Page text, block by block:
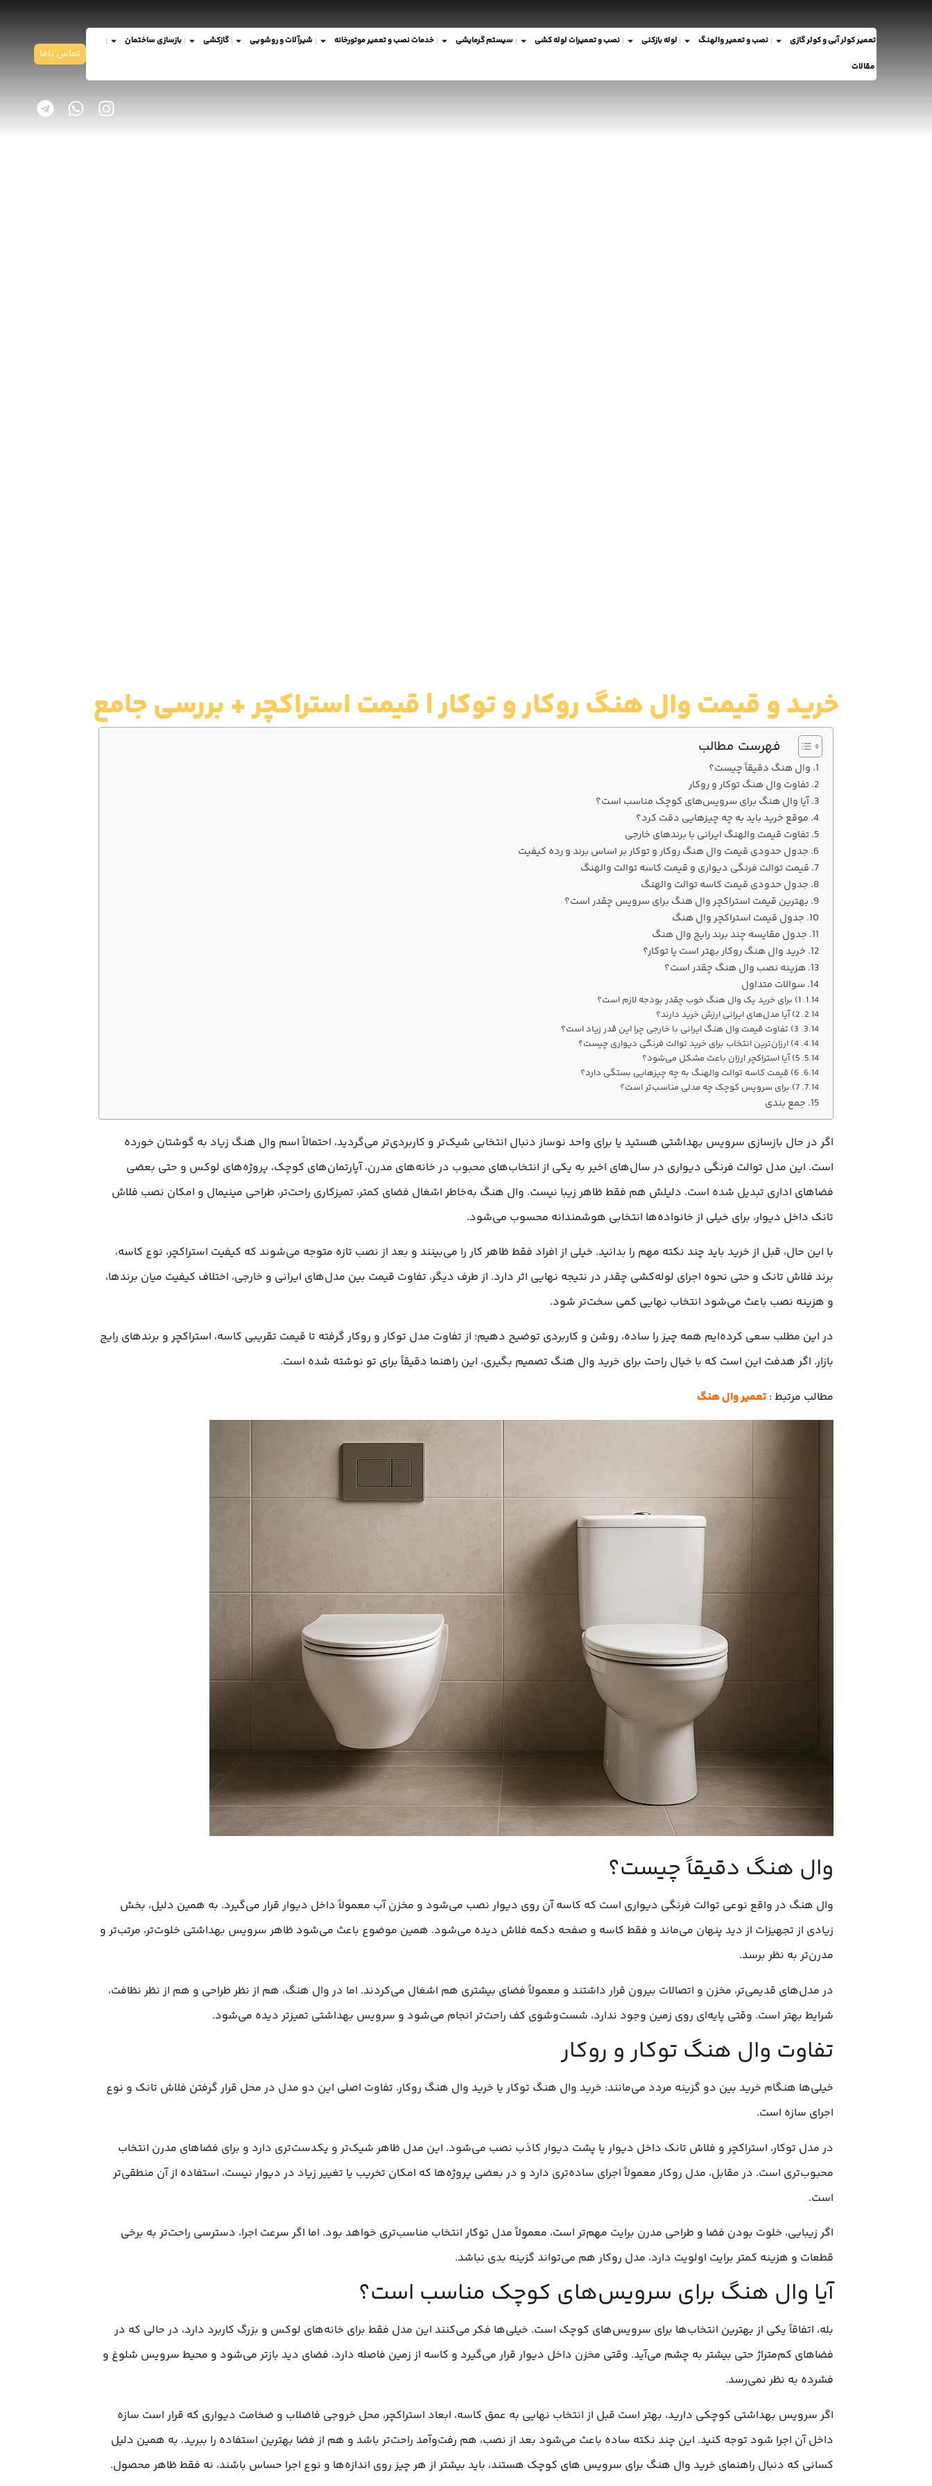
تعمیر کولر آبی و کولر گازی نصب و تعمیر والهنگ لوله بازکنی نصب و تعمیرات لوله کشی سیستم گرمایشی خدمات نصب و تعمیر موتورخانه شیرآلات و روشویی گازکشی
بازسازی ساختمان
مقالات
تماس باما
خرید و قیمت وال هنگ روکار و توکار | قیمت استراکچر + بررسی جامع
فهرست مطالب
وال هنگ دقیقاً چیست؟
تفاوت وال هنگ توکار و روکار
آیا وال هنگ برای سرویس‌های کوچک مناسب است؟
موقع خرید باید به چه چیزهایی دقت کرد؟
تفاوت قیمت والهنگ ایرانی با برندهای خارجی
جدول حدودی قیمت وال هنگ روکار و توکار بر اساس برند و رده کیفیت
قیمت توالت فرنگی دیواری و قیمت کاسه توالت والهنگ
جدول حدودی قیمت کاسه توالت والهنگ
بهترین قیمت استراکچر وال هنگ برای سرویس چقدر است؟
جدول قیمت استراکچر وال هنگ
جدول مقایسه چند برند رایج وال هنگ
خرید وال هنگ روکار بهتر است یا توکار؟
هزینه نصب وال هنگ چقدر است؟
سوالات متداول
1) برای خرید یک وال هنگ خوب چقدر بودجه لازم است؟
2) آیا مدل‌های ایرانی ارزش خرید دارند؟
3) تفاوت قیمت وال هنگ ایرانی با خارجی چرا این‌ قدر زیاد است؟
4) ارزان‌ترین انتخاب برای خرید توالت فرنگی دیواری چیست؟
5) آیا استراکچر ارزان باعث مشکل می‌شود؟
6) قیمت کاسه توالت والهنگ به چه چیزهایی بستگی دارد؟
7) برای سرویس کوچک چه مدلی مناسب‌تر است؟
جمع‌ بندی
اگر در حال بازسازی سرویس بهداشتی هستید یا برای واحد نوساز دنبال انتخابی شیک‌تر و کاربردی‌تر می‌گردید، احتمالاً اسم وال هنگ زیاد به گوشتان خورده
است. این مدل توالت فرنگی دیواری در سال‌های اخیر به یکی از انتخاب‌های محبوب در خانه‌های مدرن، آپارتمان‌های کوچک، پروژه‌های لوکس و حتی بعضی
فضاهای اداری تبدیل شده است. دلیلش هم فقط ظاهر زیبا نیست. وال هنگ به‌خاطر اشغال فضای کمتر، تمیزکاری راحت‌تر، طراحی مینیمال و امکان نصب فلاش
تانک داخل دیوار، برای خیلی از خانواده‌ها انتخابی هوشمندانه محسوب می‌شود.
با این حال، قبل از خرید باید چند نکته مهم را بدانید. خیلی از افراد فقط ظاهر کار را می‌بینند و بعد از نصب تازه متوجه می‌شوند که کیفیت استراکچر، نوع کاسه،
برند فلاش تانک و حتی نحوه اجرای لوله‌کشی چقدر در نتیجه نهایی اثر دارد. از طرف دیگر، تفاوت قیمت بین مدل‌های ایرانی و خارجی، اختلاف کیفیت میان برندها،
و هزینه نصب باعث می‌شود انتخاب نهایی کمی سخت‌تر شود.
در این مطلب سعی کرده‌ایم همه چیز را ساده، روشن و کاربردی توضیح دهیم؛ از تفاوت مدل توکار و روکار گرفته تا قیمت تقریبی کاسه، استراکچر و برندهای رایج
بازار. اگر هدفت این است که با خیال راحت برای خرید وال هنگ تصمیم بگیری، این راهنما دقیقاً برای تو نوشته شده است.
مطالب مرتبط : تعمیر وال هنگ
وال هنگ دقیقاً چیست؟
وال هنگ در واقع نوعی توالت فرنگی دیواری است که کاسه آن روی دیوار نصب می‌شود و مخزن آب معمولاً داخل دیوار قرار می‌گیرد. به همین دلیل، بخش
زیادی از تجهیزات از دید پنهان می‌ماند و فقط کاسه و صفحه دکمه فلاش دیده می‌شود. همین موضوع باعث می‌شود ظاهر سرویس بهداشتی خلوت‌تر، مرتب‌تر و
مدرن‌تر به نظر برسد.
در مدل‌های قدیمی‌تر، مخزن و اتصالات بیرون قرار داشتند و معمولاً فضای بیشتری هم اشغال می‌کردند. اما در وال هنگ، هم از نظر طراحی و هم از نظر نظافت،
شرایط بهتر است. وقتی پایه‌ای روی زمین وجود ندارد، شست‌وشوی کف راحت‌تر انجام می‌شود و سرویس بهداشتی تمیزتر دیده می‌شود.
تفاوت وال هنگ توکار و روکار
خیلی‌ها هنگام خرید بین دو گزینه مردد می‌مانند: خرید وال هنگ توکار یا خرید وال هنگ روکار. تفاوت اصلی این دو مدل در محل قرار گرفتن فلاش تانک و نوع
اجرای سازه است.
در مدل توکار، استراکچر و فلاش تانک داخل دیوار یا پشت دیوار کاذب نصب می‌شود. این مدل ظاهر شیک‌تر و یکدست‌تری دارد و برای فضاهای مدرن انتخاب
محبوب‌تری است. در مقابل، مدل روکار معمولاً اجرای ساده‌تری دارد و در بعضی پروژه‌ها که امکان تخریب یا تغییر زیاد در دیوار نیست، استفاده از آن منطقی‌تر
است.
اگر زیبایی، خلوت بودن فضا و طراحی مدرن برایت مهم‌تر است، معمولاً مدل توکار انتخاب مناسب‌تری خواهد بود. اما اگر سرعت اجرا، دسترسی راحت‌تر به برخی
قطعات و هزینه کمتر برایت اولویت دارد، مدل روکار هم می‌تواند گزینه بدی نباشد.
آیا وال هنگ برای سرویس‌های کوچک مناسب است؟
بله، اتفاقاً یکی از بهترین انتخاب‌ها برای سرویس‌های کوچک است. خیلی‌ها فکر می‌کنند این مدل فقط برای خانه‌های لوکس و بزرگ کاربرد دارد، در حالی که در
فضاهای کم‌متراژ حتی بیشتر به چشم می‌آید. وقتی مخزن داخل دیوار قرار می‌گیرد و کاسه از زمین فاصله دارد، فضای دید بازتر می‌شود و محیط سرویس شلوغ و
فشرده به نظر نمی‌رسد.
اگر سرویس بهداشتی کوچکی دارید، بهتر است قبل از انتخاب نهایی به عمق کاسه، ابعاد استراکچر، محل خروجی فاضلاب و ضخامت دیواری که قرار است سازه
داخل آن اجرا شود توجه کنید. این چند نکته ساده باعث می‌شود بعد از نصب، هم رفت‌وآمد راحت‌تر باشد و هم از فضا بهترین استفاده را ببرید. به همین دلیل
کسانی که دنبال راهنمای خرید وال هنگ برای سرویس های کوچک هستند، باید بیشتر از هر چیز روی اندازه‌ها و نوع اجرا حساس باشند، نه فقط ظاهر محصول.